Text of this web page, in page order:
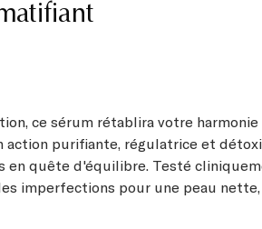
ce sérum rétablira votre
action purifiante, régulatrice et
en quête d'équilibre. Testé
imperfections pour une peau